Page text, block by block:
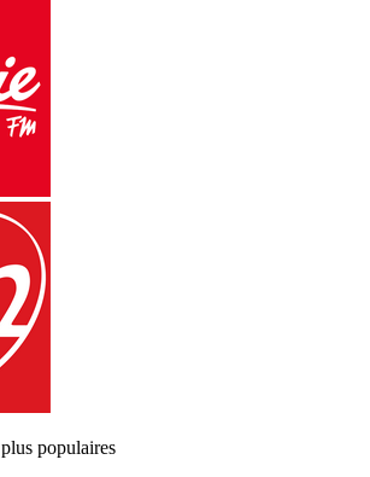
populaires